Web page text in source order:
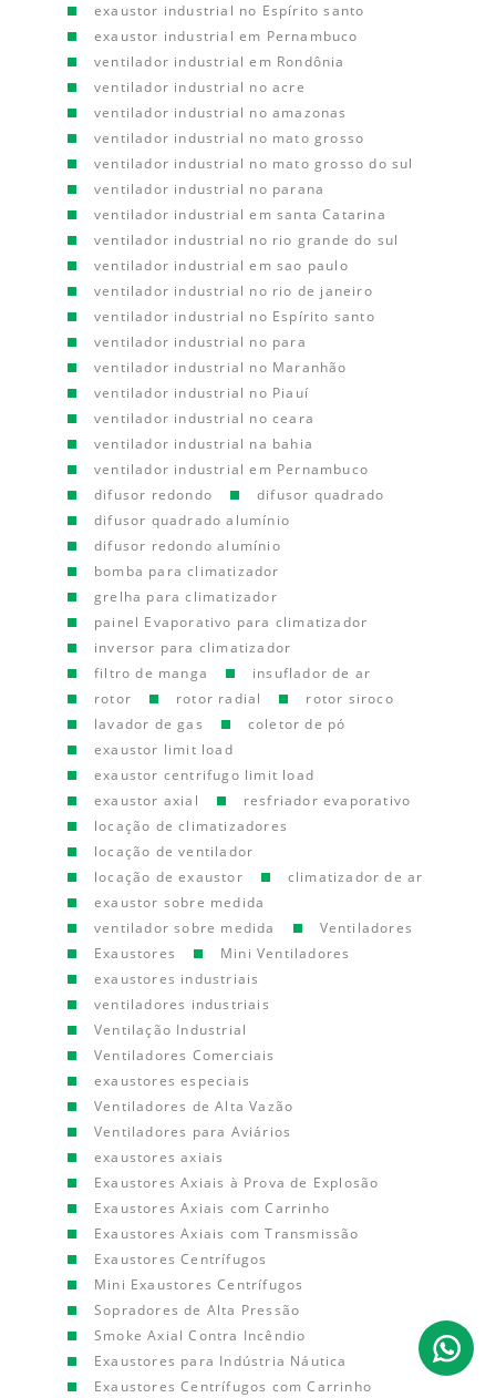
exaustor industrial no Espírito santo
exaustor industrial em Pernambuco
ventilador industrial em Rondônia
ventilador industrial no acre
ventilador industrial no amazonas
ventilador industrial no mato grosso
ventilador industrial no mato grosso do sul
ventilador industrial no parana
ventilador industrial em santa Catarina
ventilador industrial no rio grande do sul
ventilador industrial em sao paulo
ventilador industrial no rio de janeiro
ventilador industrial no Espírito santo
ventilador industrial no para
ventilador industrial no Maranhão
ventilador industrial no Piauí
ventilador industrial no ceara
ventilador industrial na bahia
ventilador industrial em Pernambuco
difusor redondo
difusor quadrado
difusor quadrado alumínio
difusor redondo alumínio
bomba para climatizador
grelha para climatizador
painel Evaporativo para climatizador
inversor para climatizador
filtro de manga
insuflador de ar
rotor
rotor radial
rotor siroco
lavador de gas
coletor de pó
exaustor limit load
exaustor centrifugo limit load
exaustor axial
resfriador evaporativo
locação de climatizadores
locação de ventilador
locação de exaustor
climatizador de ar
exaustor sobre medida
ventilador sobre medida
Ventiladores
Exaustores
Mini Ventiladores
exaustores industriais
ventiladores industriais
Ventilação Industrial
Ventiladores Comerciais
exaustores especiais
Ventiladores de Alta Vazão
Ventiladores para Aviários
exaustores axiais
Exaustores Axiais à Prova de Explosão
Exaustores Axiais com Carrinho
Exaustores Axiais com Transmissão
Exaustores Centrífugos
Mini Exaustores Centrífugos
Sopradores de Alta Pressão
Smoke Axial Contra Incêndio
Exaustores para Indústria Náutica
Exaustores Centrífugos com Carrinho